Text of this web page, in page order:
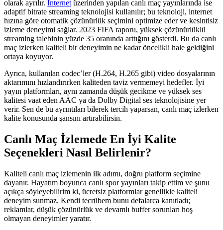
olarak ayrılır. İnternet üzerinden yapılan canlı maç yayınlarında ise
adaptif bitrate streaming teknolojisi kullanılır; bu teknoloji, internet
hızına göre otomatik çözünürlük seçimini optimize eder ve kesintisiz
izleme deneyimi sağlar. 2023 FIFA raporu, yüksek çözünürlüklü
streaming talebinin yüzde 35 oranında arttığını gösterdi. Bu da canlı
maç izlerken kaliteli bir deneyimin ne kadar öncelikli hale geldiğini
ortaya koyuyor.
Ayrıca, kullanılan codec’ler (H.264, H.265 gibi) video dosyalarının
aktarımını hızlandırırken kaliteden taviz vermemeyi hedefler. İyi
yayın platformları, aynı zamanda düşük gecikme ve yüksek ses
kalitesi vaat eden AAC ya da Dolby Digital ses teknolojisine yer
verir. Sen de bu ayrıntıları bilerek tercih yaparsan, canlı maç izlerken
kalite konusunda şansını artırabilirsin.
Canlı Maç İzlemede En İyi Kalite
Seçenekleri Nasıl Belirlenir?
Kaliteli canlı maç izlemenin ilk adımı, doğru platform seçimine
dayanır. Hayatım boyunca canlı spor yayınları takip ettim ve şunu
açıkça söyleyebilirim ki, ücretsiz platformlar genellikle kaliteli
deneyim sunmaz. Kendi tecrübem bunu defalarca kanıtladı;
reklamlar, düşük çözünürlük ve devamlı buffer sorunları hoş
olmayan deneyimler yaratır.